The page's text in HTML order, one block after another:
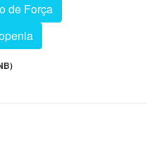
de Força